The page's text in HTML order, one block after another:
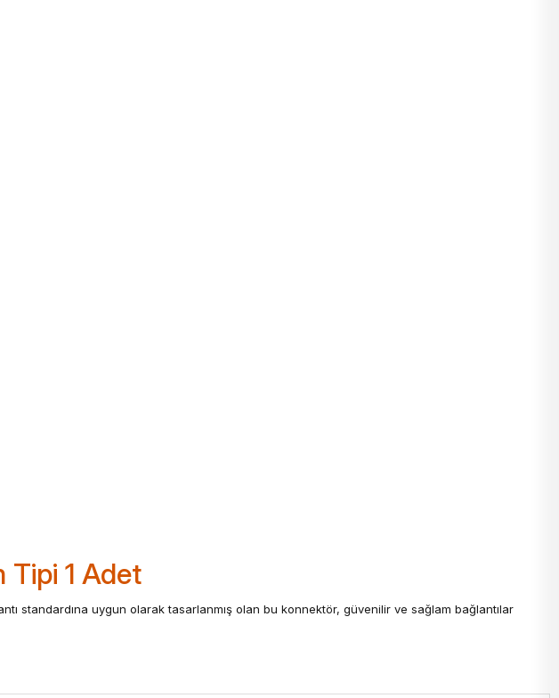
Tipi 1 Adet
standardına uygun olarak tasarlanmış olan bu konnektör, güvenilir ve sağlam bağlantılar